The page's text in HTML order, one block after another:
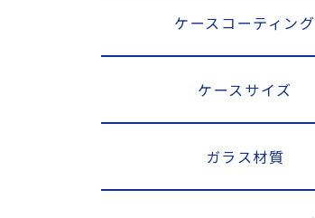
ケースコーティング
ケースサイズ
ガラス材質